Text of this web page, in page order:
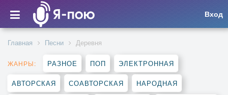
Вход
Главная Песни Деревня
ЖАНРЫ: РАЗНОЕ ПОП ЭЛЕКТРОННАЯ
АВТОРСКАЯ СОАВТОРСКАЯ НАРОДНАЯ